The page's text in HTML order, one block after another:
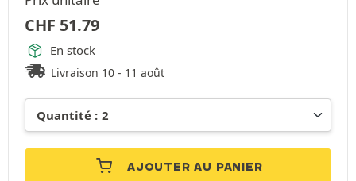
CHF 51.79
En stock
Livraison 10 - 11 août
AJOUTER AU PANIER